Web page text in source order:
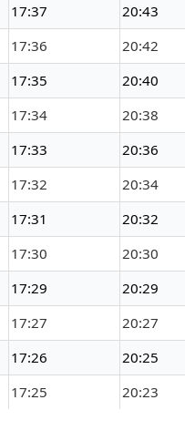
17:37 20:43
17:36 20:42
17:35 20:40
17:34 20:38
17:33 20:36
17:32 20:34
17:31 20:32
17:30 20:30
17:29 20:29
17:27 20:27
17:26 20:25
17:25 20:23